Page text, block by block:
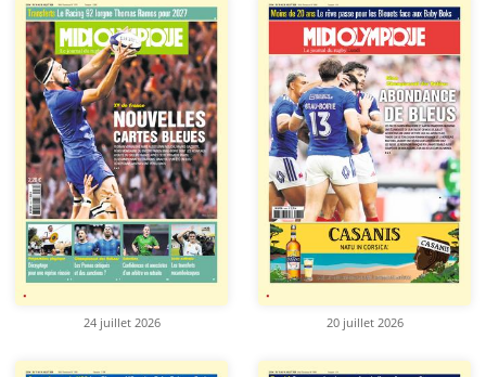
24 juillet 2026 20 juillet 2026